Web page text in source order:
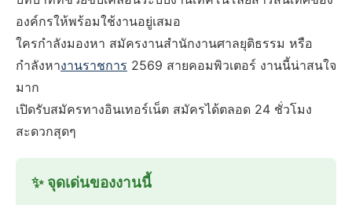
องค์กรให้พร้อมใช้งานอยู่เสมอ
ใครกำลังมองหา สมัครงานสำนักงานศาลยุติธรรม หรือ
กำลังหางานราชการ 2569 สายคอมพิวเตอร์ งานนี้น่าสนใจ
มาก
เปิดรับสมัครทางอินเทอร์เน็ต สมัครได้ตลอด 24 ชั่วโมง
สะดวกสุดๆ
✨ จุดเด่นของงานนี้